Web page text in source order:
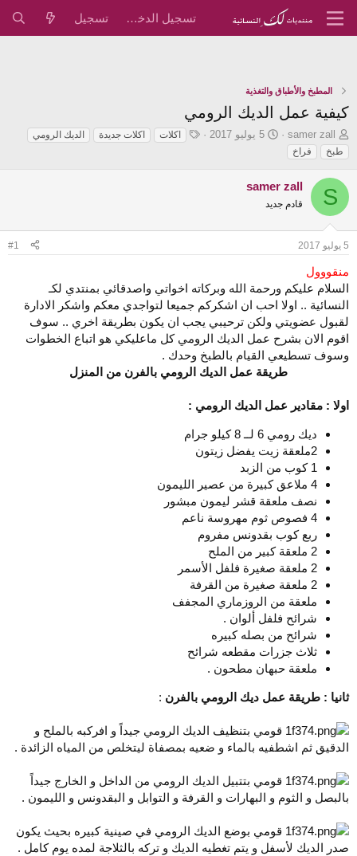
تسجيل الدخول تسجيل
المطبخ والأطباق والتغذية
كيفية عمل الديك الرومي
ب
ا
د
ئ
ا
ل
م
ض
ع
samer zall
ت
خ
ب
5 يوليو 2017 اكلات اكلات جديدة
الديك الرومي
طبخ
فراخ
S
samer zall
قادم جديد
5 يوليو 2017 #1
منقووول
السلام عليكم ورحمة الله وبركاته اخواتي واصدقائي بمنتدي لكـ
النسائية .. اولا احب ان اشكركم جميعا لتواجدي معكم واشكر الادارة
لقبول عضويتي ولكن ترحيبي يجب ان يكون بطريقة اخري .. سوف
اقوم الان بشرح عمل الديك الرومي كل ماعليكي هو اتباع الخطوات
وسوف تسطيعي القيام بالطبخ وحدك .
طريقة عمل الديك الرومي بالفرن من المنزل
اولا : مقادير عمل الديك الرومي :
ديك رومي 6 لــ 8 كيلو جرام
2ملعقة زيت يفضل زيتون
1 كوب من الزبد
4 ملاعق كبيرة من عصير الليمون
نصف ملعقة قشر ليمون مبشور
4 فصوص ثوم مهروسة ناعم
ربع كوب بقدونس مفروم
2 ملعقة كبير من الملح
2 ملعقة صغيرة فلفل الأسمر
2 ملعقة صغيرة من القرفة
ملعقة من الروزماري المجفف
شرائح فلفل ألوان .
شرائح من بصله كبيره
ثلاث جزرات مقطعه شرائح
ملعقة حبهان مطحون .
ثانيا : طريقة عمل ديك الرومي بالفرن :
قومي بتنظيف الديك الرومي جيداً و افركبه بالملح و
الدقيق ثم اشطفيه بالماء و ضعيه بمصفاة ليتخلص من المياه الزائدة .
قومي بتتبيل الديك الرومي من الداخل و الخارج جيداً
بالبصل و الثوم و البهارات و القرفة و التوابل و البقدونس و الليمون .
قومي بوضع الديك الرومي في صينية كبيره بحيث يكون
صدر الديك لأسفل و يتم تغطيه الديك و تركه بالثلاجة لمده يوم كامل .